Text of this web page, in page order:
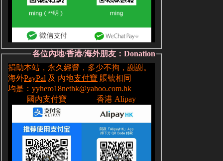
各位內地/香港/海外朋友：Donation